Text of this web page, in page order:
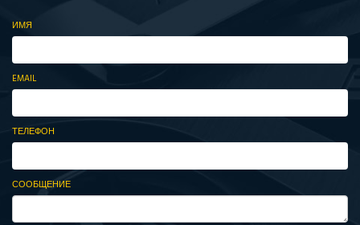
ИМЯ
EMAIL
ТЕЛЕФОН
СООБЩЕНИЕ